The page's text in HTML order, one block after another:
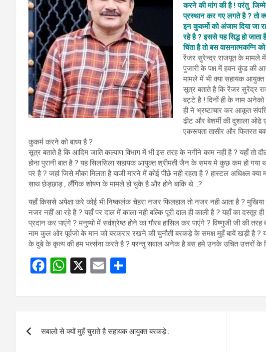
करने की मांग की है ! परंतु
प्रस्थान कर गए लगते है ? तो
इन कुकर्मो को अंजाम दिया
रहे है ? इससे यह सिद्ध हो
चिंता है तो बस वासनात्मकग्नि
रेंजर सुरेन्द्र राजपूत के मामले
पुजारी के पक्ष में हवन कुंड की
मामले में भी क्या सहायक आयुक्त
सूत्र बताते है कि रेंजर सुरेंद्र
बट्टे है ! दिनों ही के नाम
ही ने भ्रष्टाचार कर आकूत
ढीट और बेशर्मी की दुशाला
एकरूपता तासीर और फितरत
कुकर्म करने को बाध्य है ?
सूत्र बताते है कि आदिम जाति कल्याण विभाग में भी इस तरह के नगीने काम नही है ? यहाँ तो
होना पुरानी बात है ? यह सिलसिला सहायक आयुक्त श्रीमती जैन के समय मे कुछ कम हो
पर है ? जहां जिसे मौका मिलता है बाजी मारने में कोई पीछे नही रहता है ? हास्टल
साथ छेड़छाड़ , र्लैंगिक शोषण के मामले हो चुके है और होने बाकि थे ..?
यहाँ किससे अपेक्षा करे कोई भी निष्कलंक चेहरा नजर फिलहाल तो नजर नही आता है ?
नजर नहीं आ रहे है ? यहाँ पर दाल में काला नही बल्कि पूरी दाल ही काली है ? यहाँ का दस्तूर
प्रदान कर पाएंगे ? मनुष्यो में सर्वश्रेष्ठ होने का गौरब हासिल कर पाएंगे ? विष्णुजी जी की
नाम कुल ओर पूर्वजो के मान को बरकरार रखने की चुनौती बरकड़े के समक्ष मुहँ बायें खड़ी है ?
के दुबे के कृत्य की हम भर्त्सना करते है ? परन्तु सवाल अनेक है बस हमे उनके उचित उत्तरों के
F
ce
o
W
at
A
X
E
ail ar
navigation
सबालो से क्यों मुहँ चुराते है सहायक आयुक्त बरकड़े..